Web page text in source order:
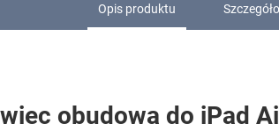
Opis produktu
obudowa do iPad